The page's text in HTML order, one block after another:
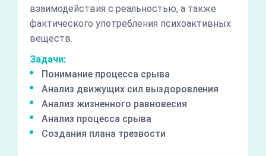
взаимодействия с реальностью, а также
фактического употребления психоактивных
веществ.
Задачи:
Понимание процесса срыва
Анализ движущих сил выздоровления
Анализ жизненного равновесия
Анализ процесса срыва
Создания плана трезвости